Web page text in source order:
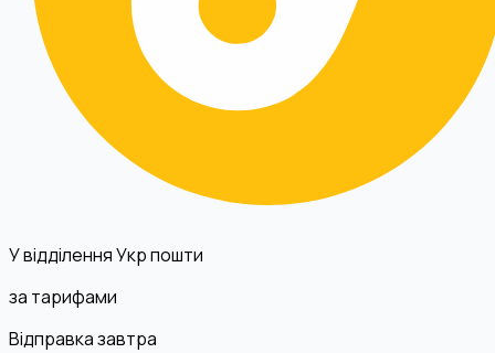
У відділення Укр пошти
за тарифами
Відправка завтра